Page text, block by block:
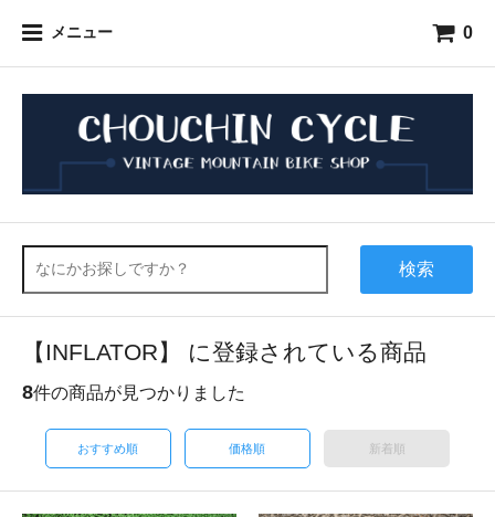
メニュー 0
検索
【INFLATOR】 に登録されている商品
8件の商品が見つかりました
おすすめ順 価格順 新着順